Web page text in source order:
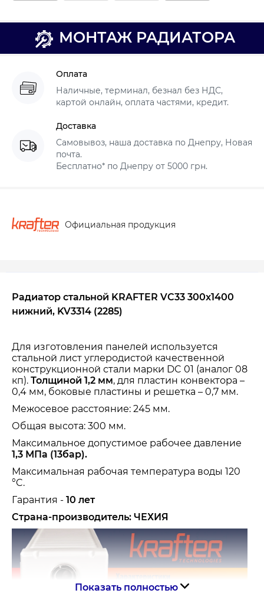
МОНТАЖ РАДИАТОРА
Оплата
Наличные, терминал, безнал без НДС,
картой онлайн, оплата частями, кредит.
Доставка
Самовывоз, наша доставка по Днепру, Новая
почта.
Бесплатно* по Днепру от 5000 грн.
Официальная продукция
Радиатор стальной KRAFTER VC33 300x1400
нижний, KV3314 (2285)
Для изготовления панелей используется
стальной лист углеродистой качественной
конструкционной стали марки DC 01 (аналог 08
кп). Толщиной 1,2 мм, для пластин конвектора –
0,4 мм, боковые пластины и решетка – 0,7 мм.
Межосевое расстояние: 245 мм.
Общая высота: 300 мм.
Максимальное допустимое рабочее давление
1,3 МПа (13бар).
Максимальная рабочая температура воды 120
°C.
Гарантия - 10 лет
Страна-производитель: ЧЕХИЯ
Показать полностью